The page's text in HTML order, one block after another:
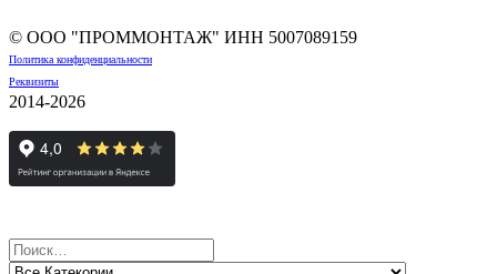
© ООО "ПРОММОНТАЖ" ИНН 5007089159
Политика конфиденциальности
Реквизиты
2014-2026